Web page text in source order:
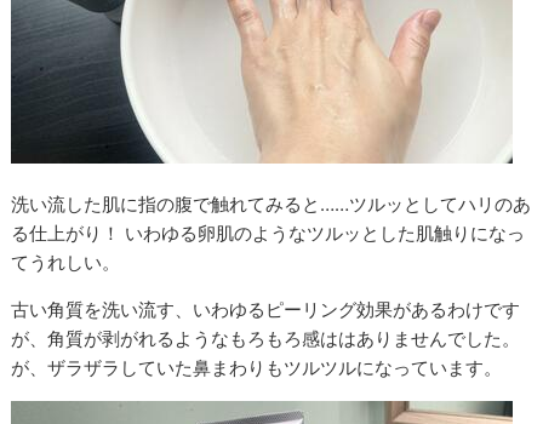
洗い流した肌に指の腹で触れてみると……ツルッとしてハリのあ
る仕上がり！ いわゆる卵肌のようなツルッとした肌触りになっ
てうれしい。
古い角質を洗い流す、いわゆるピーリング効果があるわけです
が、角質が剥がれるようなもろもろ感ははありませんでした。
が、ザラザラしていた鼻まわりもツルツルになっています。